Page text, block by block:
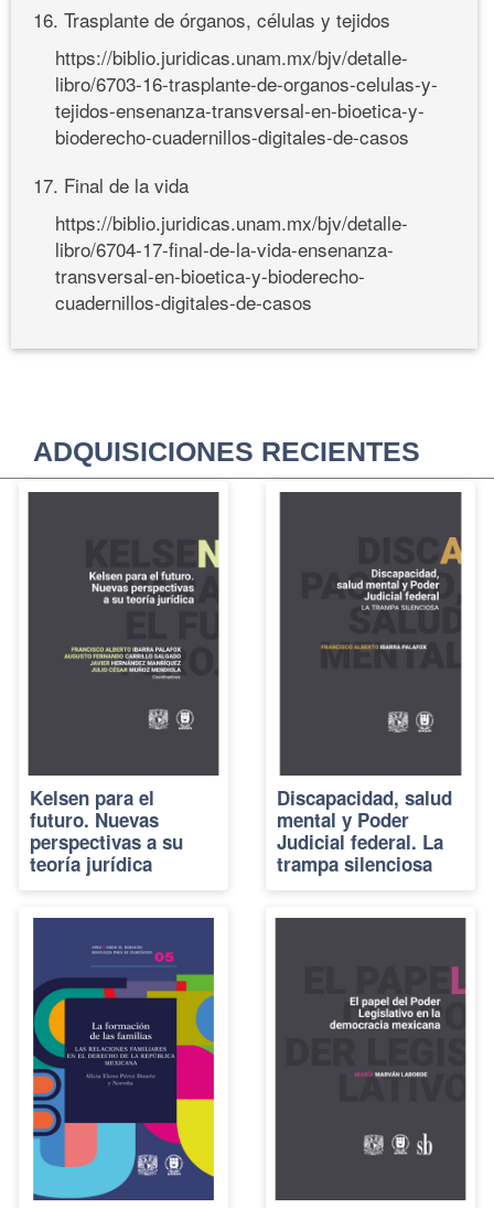
16. Trasplante de órganos, células y tejidos
https://biblio.juridicas.unam.mx/bjv/detalle-
libro/6703-16-trasplante-de-organos-celulas-y-
tejidos-ensenanza-transversal-en-bioetica-y-
bioderecho-cuadernillos-digitales-de-casos
17. Final de la vida
https://biblio.juridicas.unam.mx/bjv/detalle-
libro/6704-17-final-de-la-vida-ensenanza-
transversal-en-bioetica-y-bioderecho-
cuadernillos-digitales-de-casos
ADQUISICIONES RECIENTES
Kelsen para el
futuro. Nuevas
perspectivas a su
teoría jurídica
Discapacidad, salud
mental y Poder
Judicial federal. La
trampa silenciosa